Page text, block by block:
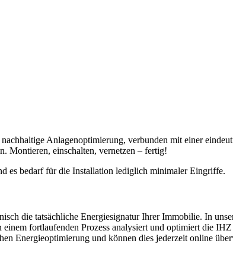
Anlagenoptimierung, verbunden mit einer
Montieren, einschalten, vernetzen – fertig!
es bedarf für die Installation lediglich minimaler Eingriffe.
die tatsächliche Energiesignatur Ihrer Immobilie. In
fortlaufenden Prozess analysiert und optimiert die
Energieoptimierung und können dies jederzeit online